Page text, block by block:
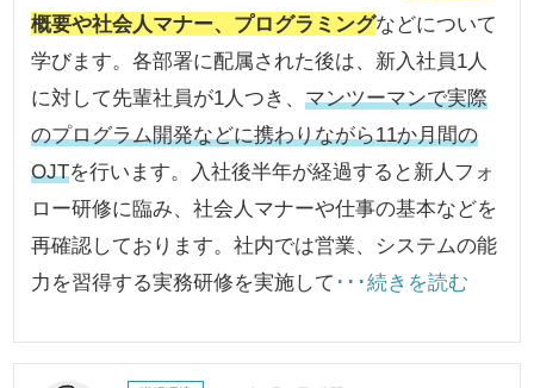
概要や社会人マナー、プログラミングなどについて
学びます。各部署に配属された後は、新入社員1人
に対して先輩社員が1人つき、マンツーマンで実際
のプログラム開発などに携わりながら11か月間の
OJTを行います。入社後半年が経過すると新人フォ
ロー研修に臨み、社会人マナーや仕事の基本などを
再確認しております。社内では営業、システムの能
力を習得する実務研修を実施して ･･･続きを読む